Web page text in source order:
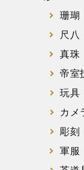
珊瑚
尺八
真珠
帝室
玩具
カメ
彫刻
軍服